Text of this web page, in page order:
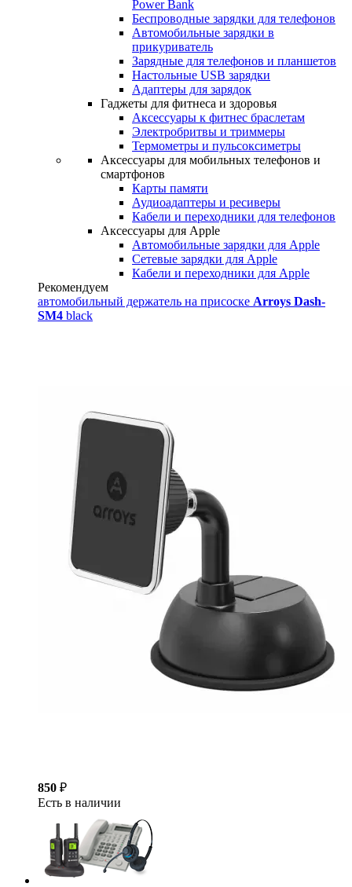
Power Bank
Беспроводные зарядки для телефонов
Автомобильные зарядки в
прикуриватель
Зарядные для телефонов и планшетов
Настольные USB зарядки
Адаптеры для зарядок
Гаджеты для фитнеса и здоровья
Аксессуары к фитнес браслетам
Электробритвы и триммеры
Термометры и пульсоксиметры
Аксессуары для мобильных телефонов и
смартфонов
Карты памяти
Аудиоадаптеры и ресиверы
Кабели и переходники для телефонов
Аксессуары для Apple
Автомобильные зарядки для Apple
Сетевые зарядки для Apple
Кабели и переходники для Apple
Рекомендуем
автомобильный держатель на присоске Arroys Dash-
SM4 black
850 ₽
Есть в наличии